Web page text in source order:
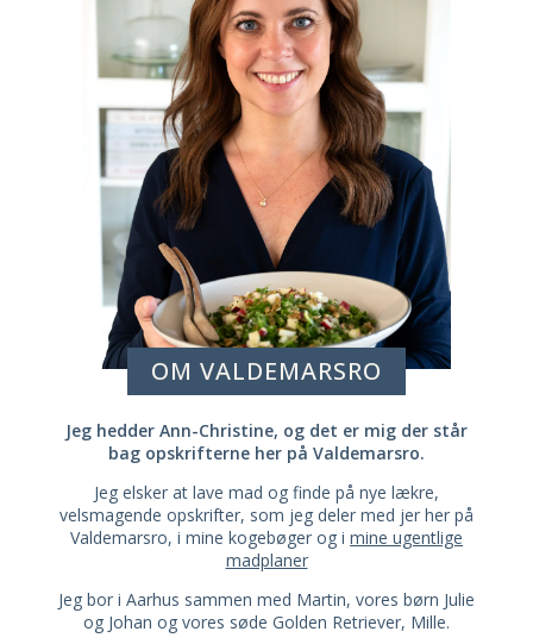
OM VALDEMARSRO
Jeg hedder Ann-Christine, og det er mig der står
bag opskrifterne her på Valdemarsro.
Jeg elsker at lave mad og finde på nye lækre,
velsmagende opskrifter, som jeg deler med jer her på
Valdemarsro, i mine kogebøger og i mine ugentlige
madplaner
Jeg bor i Aarhus sammen med Martin, vores børn Julie
og Johan og vores søde Golden Retriever, Mille.